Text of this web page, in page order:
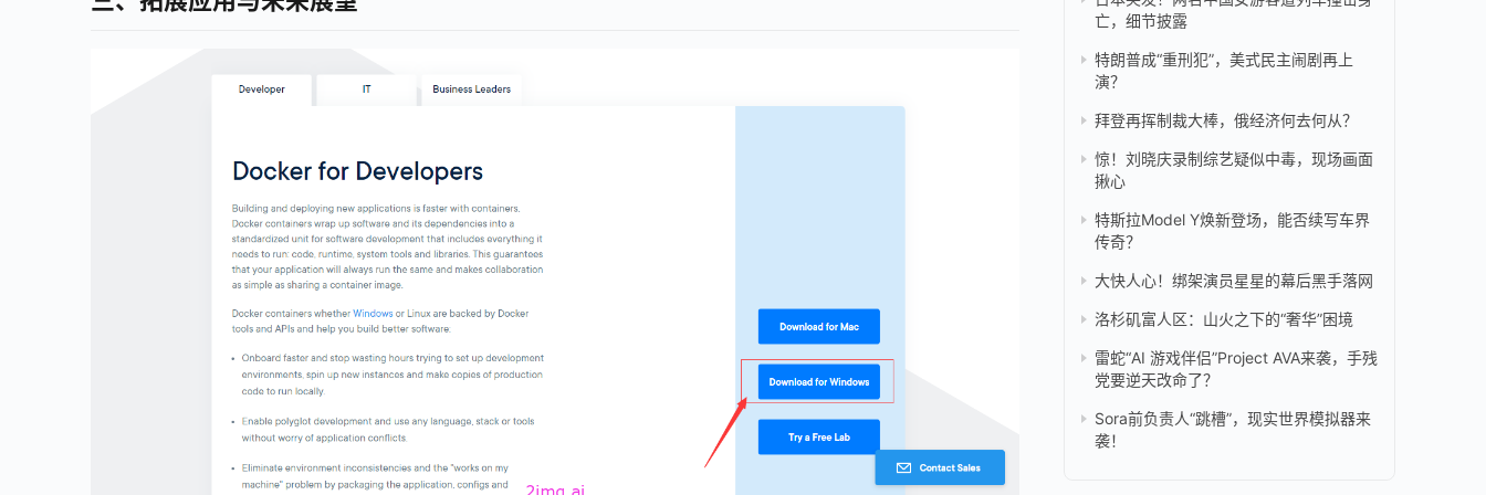
亡，细节披露
特朗普成“重刑犯”，美式民主闹剧再上
演？
拜登再挥制裁大棒，俄经济何去何从？
惊！刘晓庆录制综艺疑似中毒，现场画面
揪心
特斯拉Model Y焕新登场，能否续写车界
传奇？
大快人心！绑架演员星星的幕后黑手落网
洛杉矶富人区：山火之下的“奢华”困境
雷蛇“AI 游戏伴侣”Project AVA来袭，手残
党要逆天改命了？
Sora前负责人“跳槽”，现实世界模拟器来
袭！